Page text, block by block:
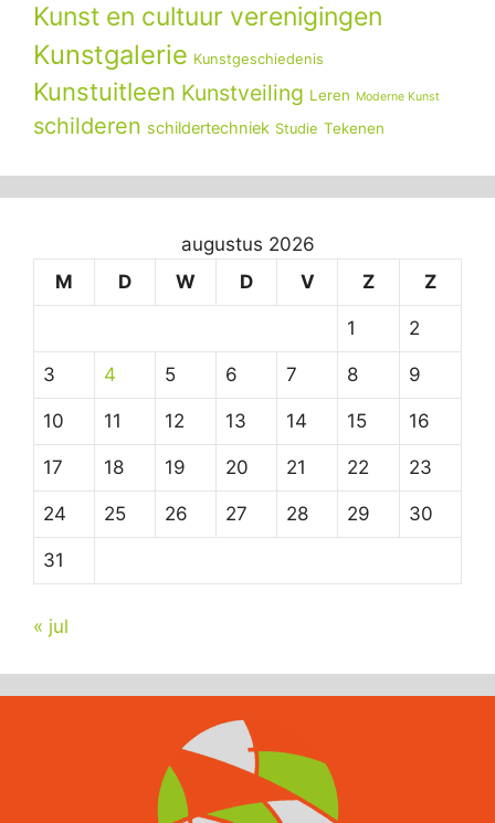
Kunst en cultuur verenigingen
Kunstgalerie Kunstgeschiedenis
Kunstuitleen Kunstveiling Leren Moderne Kunst
schilderen schildertechniek Studie Tekenen
augustus 2026
M
D W D V Z Z
1 2
3 4 5 6 7 8 9
10 11 12 13 14 15 16
17 18 19 20 21 22 23
24 25 26 27 28 29 30
31
« jul